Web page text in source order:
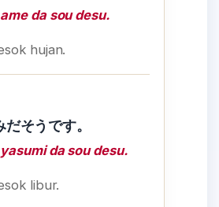
da sou desu.
hujan.
そうです。
da sou desu.
libur.